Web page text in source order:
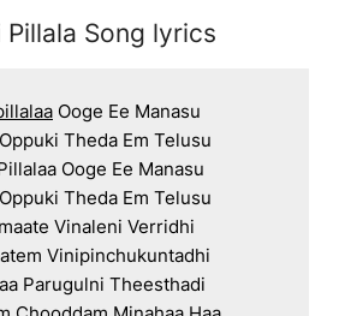
Pillala Song lyrics
Ooge Ee Manasu
Theda Em Telusu
Ooge Ee Manasu
Theda Em Telusu
Vinaleni Verridhi
Vinipinchukuntadhi
Parugulni Theesthadi